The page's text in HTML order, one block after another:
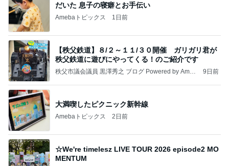
だいた 息子の寝癖とお手伝い
Amebaトピックス 1日前
【秩父鉄道】８/２～１１/３０開催 ガリガリ君が
秩父鉄道に遊びにやってくる！のご紹介です
秩父市議会議員 黒澤秀之 ブログ Powered by Ameb
9日前
大満喫したピクニック新幹線
Amebaトピックス 2日前
☆We're timelesz LIVE TOUR 2026 episode2 MO
MENTUM